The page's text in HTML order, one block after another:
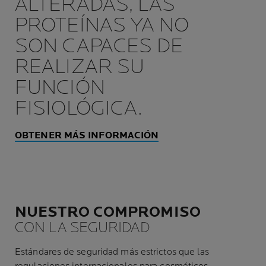
PROTEÍNAS YA NO
SON CAPACES DE
REALIZAR SU
FUNCIÓN
FISIOLÓGICA.
OBTENER MÁS INFORMACIÓN
NUESTRO COMPROMISO
CON LA SEGURIDAD
Estándares de seguridad más estrictos que las